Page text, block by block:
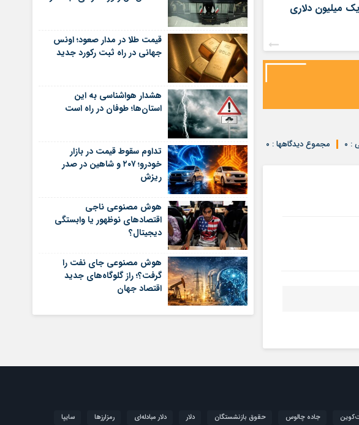
میلیون دلاری
مجموع دیدگاهها : ۰ ۰
قیمت طلا در مدار صعود؛ اونس
جهانی در راه ثبت رکورد جدید
هشدار هواشناسی به این
استان‌ها؛ طوفان در راه است
تداوم سقوط قیمت در بازار
خودرو؛ ۲۰۷ و شاهین در صدر
ریزش
هوش مصنوعی ناجی
اقتصادهای نوظهور یا وابستگی
دیجیتال؟
هوش مصنوعی جای نفت را
گرفت؟؛ راز گلوگاه‌های جدید
اقتصاد جهان
جاده چالوس حقوق بازنشستگان دلار دلار مبادله‌ای رمزارزها سایپا